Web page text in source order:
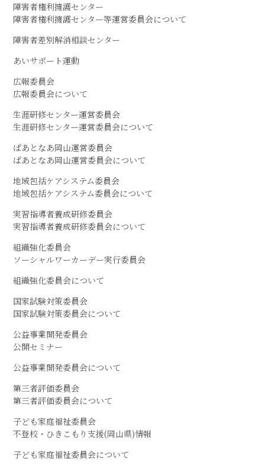
障害者権利擁護センター
障害者権利擁護センター等運営委員会について
障害者差別解消相談センター
あいサポート運動
広報委員会
広報委員会について
生涯研修センター運営委員会
生涯研修センター運営委員会について
ぱあとなあ岡山運営委員会
ぱあとなあ岡山運営委員会について
地域包括ケアシステム委員会
地域包括ケアシステム委員会について
実習指導者養成研修委員会
実習指導者養成研修委員会について
組織強化委員会
ソーシャルワーカーデー実行委員会
組織強化委員会について
国家試験対策委員会
国家試験対策委員会について
公益事業開発委員会
公開セミナー
公益事業開発委員会について
第三者評価委員会
第三者評価委員会について
子ども家庭福祉委員会
不登校・ひきこもり支援(岡山県)情報
子ども家庭福祉委員会について